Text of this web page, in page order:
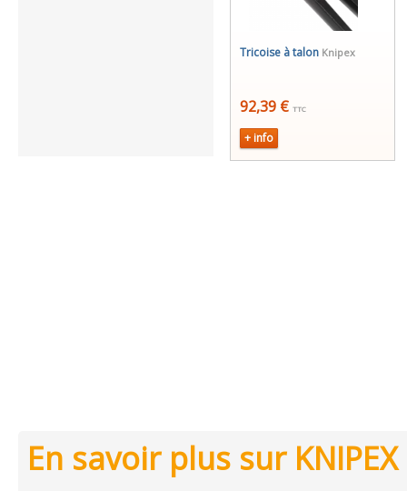
Tricoise à talon Knipex
92,39 € TTC
+ info
En savoir plus sur KNIPEX